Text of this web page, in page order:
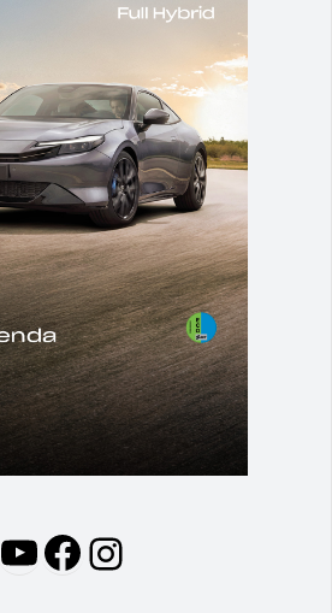
YouTube
Facebook
Instagram